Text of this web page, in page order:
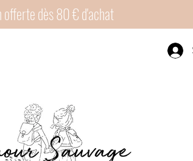
offerte dès 80 € d'achat